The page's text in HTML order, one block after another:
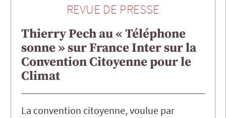
REVUE DE PRESSE
Thierry Pech au « Téléphone
sonne » sur France Inter sur la
Convention Citoyenne pour le
Climat
La convention citoyenne, voulue par